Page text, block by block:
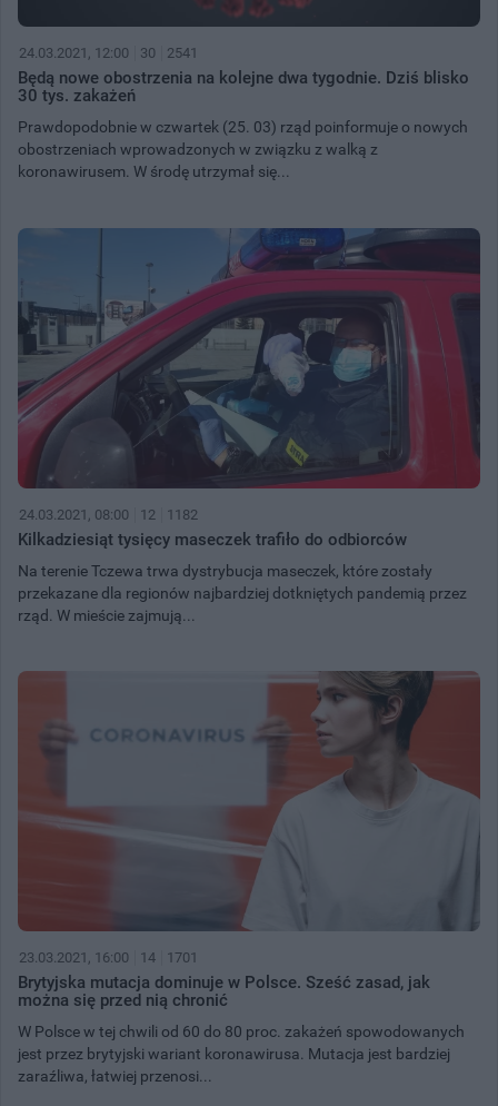
24.03.2021, 12:00 30 2541
Będą nowe obostrzenia na kolejne dwa tygodnie. Dziś blisko
30 tys. zakażeń
Prawdopodobnie w czwartek (25. 03) rząd poinformuje o nowych
obostrzeniach wprowadzonych w związku z walką z
koronawirusem. W środę utrzymał się...
24.03.2021, 08:00 12 1182
Kilkadziesiąt tysięcy maseczek trafiło do odbiorców
Na terenie Tczewa trwa dystrybucja maseczek, które zostały
przekazane dla regionów najbardziej dotkniętych pandemią przez
rząd. W mieście zajmują...
23.03.2021, 16:00 14 1701
Brytyjska mutacja dominuje w Polsce. Sześć zasad, jak
można się przed nią chronić
W Polsce w tej chwili od 60 do 80 proc. zakażeń spowodowanych
jest przez brytyjski wariant koronawirusa. Mutacja jest bardziej
zaraźliwa, łatwiej przenosi...